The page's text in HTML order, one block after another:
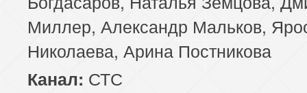
Миллер, Александр Мальков,
Николаева, Арина Постникова
Канал: СТС